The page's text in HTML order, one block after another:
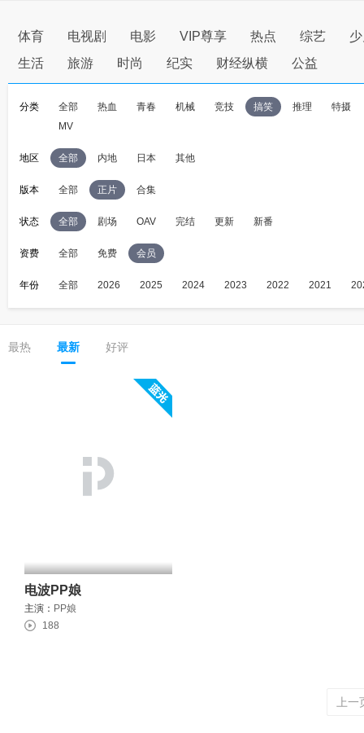
体育 电视剧 电影 VIP尊享 热点 综艺
生活
旅游 时尚 纪实 财经纵横 公益
分类 全部 热血 青春 机械 竞技 搞笑 推理
特摄
MV
地区 全部 内地 日本 其他
版本 全部 正片 合集
状态 全部 剧场 OAV 完结 更新 新番
资费 全部 免费 会员
年份 全部 2026 2025 2024 2023 2022 2021
最热 最新 好评
电波PP娘
主演： PP娘
188
上一